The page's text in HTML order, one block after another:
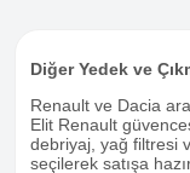
Diğer Yedek ve
Renault ve Dacia
Elit Renault
debriyaj, yağ filtresi
seçilerek satışa